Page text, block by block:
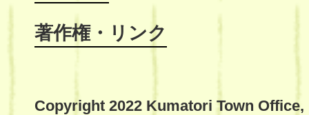
著作権・リンク
Copyright 2022 Kumatori Town Office,